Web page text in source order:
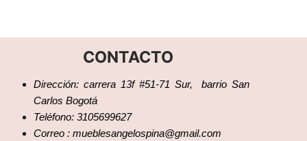
CONTACTO
Dirección: carrera 13f #51-71 Sur, barrio San
Carlos Bogotá
Teléfono: 3105699627
Correo : mueblesangelospina@gmail.com